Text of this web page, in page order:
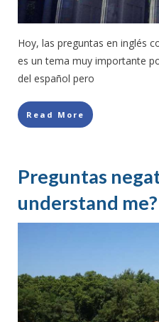
Hoy, las preguntas en inglés
es un tema muy importante
del español pero
Read More
Preguntas
understand me?